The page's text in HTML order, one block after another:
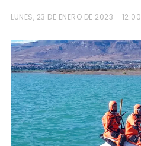
LUNES, 23 DE ENERO DE 2023 - 12:00